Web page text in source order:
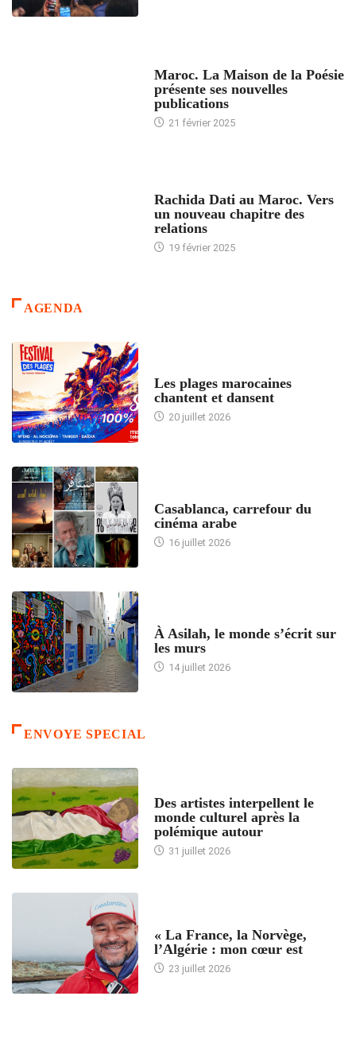
Maroc. La Maison de la Poésie
présente ses nouvelles
publications
21 février 2025
Rachida Dati au Maroc. Vers
un nouveau chapitre des
relations
19 février 2025
AGENDA
Les plages marocaines
chantent et dansent
20 juillet 2026
Casablanca, carrefour du
cinéma arabe
16 juillet 2026
À Asilah, le monde s’écrit sur
les murs
14 juillet 2026
ENVOYE SPECIAL
Des artistes interpellent le
monde culturel après la
polémique autour
31 juillet 2026
« La France, la Norvège,
l’Algérie : mon cœur est
23 juillet 2026